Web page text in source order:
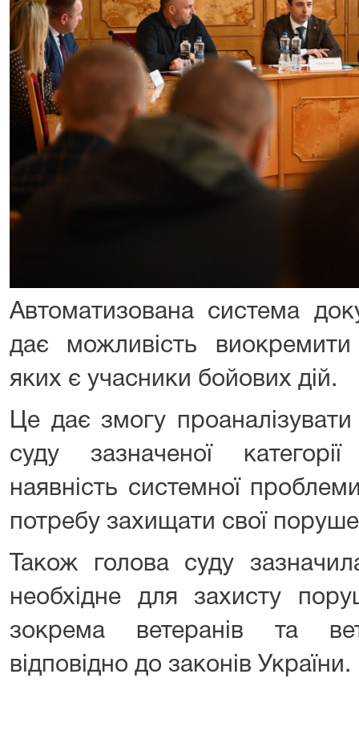
Автоматизована система
дає можливість
яких є учасники бойових дій.
Це дає змогу
суду зазначеної
наявність системної
потребу захищати свої
Також голова суду
необхідне для захисту
зокрема ветеранів та
відповідно до законів України.